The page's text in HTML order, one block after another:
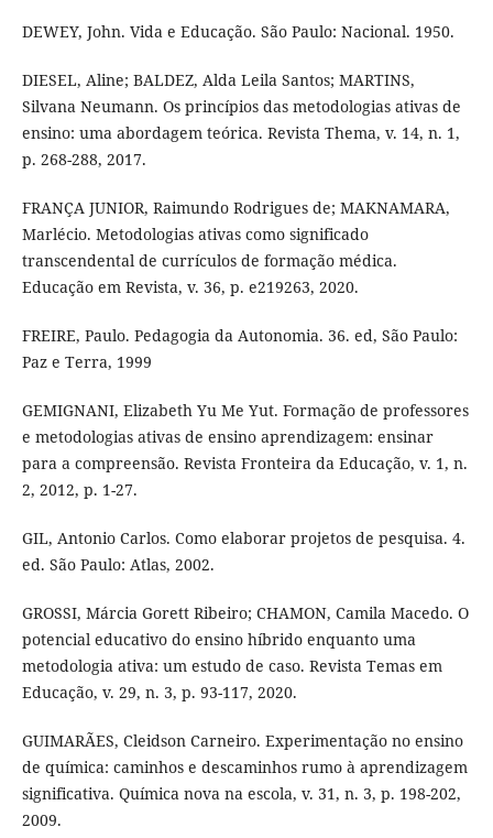
DEWEY, John. Vida e Educação. São Paulo: Nacional. 1950.
DIESEL, Aline; BALDEZ, Alda Leila Santos; MARTINS,
Silvana Neumann. Os princípios das metodologias ativas de
ensino: uma abordagem teórica. Revista Thema, v. 14, n. 1,
p. 268-288, 2017.
FRANÇA JUNIOR, Raimundo Rodrigues de; MAKNAMARA,
Marlécio. Metodologias ativas como significado
transcendental de currículos de formação médica.
Educação em Revista, v. 36, p. e219263, 2020.
FREIRE, Paulo. Pedagogia da Autonomia. 36. ed, São Paulo:
Paz e Terra, 1999
GEMIGNANI, Elizabeth Yu Me Yut. Formação de professores
e metodologias ativas de ensino aprendizagem: ensinar
para a compreensão. Revista Fronteira da Educação, v. 1, n.
2, 2012, p. 1-27.
GIL, Antonio Carlos. Como elaborar projetos de pesquisa. 4.
ed. São Paulo: Atlas, 2002.
GROSSI, Márcia Gorett Ribeiro; CHAMON, Camila Macedo. O
potencial educativo do ensino híbrido enquanto uma
metodologia ativa: um estudo de caso. Revista Temas em
Educação, v. 29, n. 3, p. 93-117, 2020.
GUIMARÃES, Cleidson Carneiro. Experimentação no ensino
de química: caminhos e descaminhos rumo à aprendizagem
significativa. Química nova na escola, v. 31, n. 3, p. 198-202,
2009.